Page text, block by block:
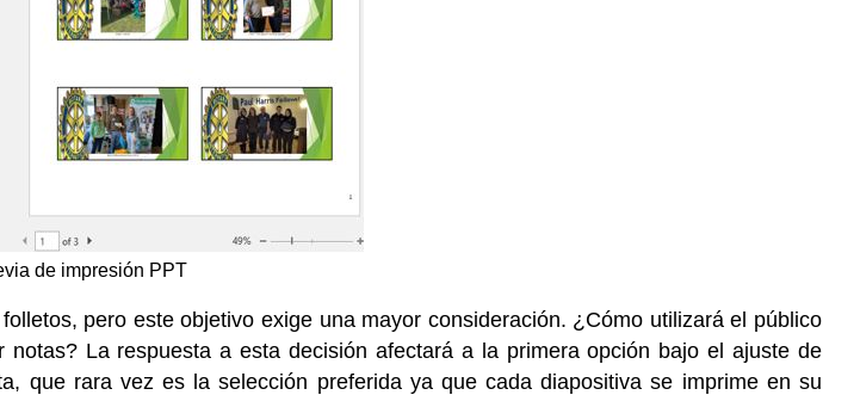
de impresión PPT
pero este objetivo exige una mayor consideración. ¿Cómo utilizará el público
La respuesta a esta decisión afectará a la primera opción bajo el ajuste de
que rara vez es la selección preferida ya que cada diapositiva se imprime en su